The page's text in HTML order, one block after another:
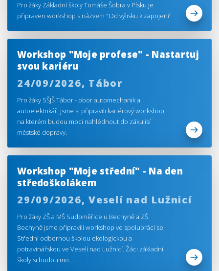
Pro žáky Základní školy Tomáše Šobra v Písku je
připraven workshop s názvem "Od výlisku k zapojení"
Workshop "Moje profese" - Nastartuj
svou kariéru
24/09/2026, Tábor
Pro žáky SŠJŠ Tábor - obor automechanik a
autoelektrikář, jsme si připravili kariérový workshop,
na kterém budou moci nahlédnout do zákulisí
městské dopravy.
Workshop "Moje střední" - Na den
středoškolákem
29/09/2026, Veselí nad Lužnicí
Pro žáky ZŠ a MŠ Sudoměřice u Bechyně a ZŠ
Bechyně jsme připravili workshop ve spolupráci se
Střední odbornou školou ekologickou a
potravinářskou ve Veselí nad Lužnicí. Žáci základní
školy si budou mo...